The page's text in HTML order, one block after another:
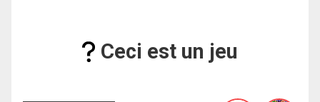
Ceci est un jeu